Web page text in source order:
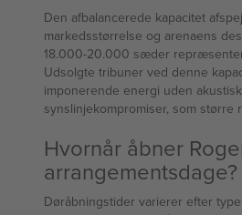
Den afbalancerede kapacitet
markedsstørrelse og arenaens
18.000-20.000 sæder
Udsolgte tribuner ved denne
imponerende energi uden
synslinjekompromiser, som
Hvornår åbner
arrangementsdage?
Døråbningstider varierer efter